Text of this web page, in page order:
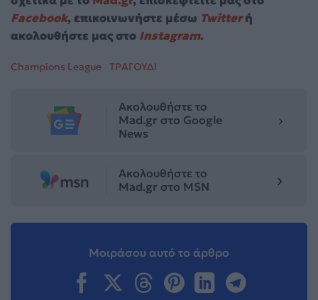
Facebook, επικοινωνήστε μέσω Twitterή
ακολουθήστε μας στο Instagram.
Champions League ΤΡΑΓΟΥΔΙ
Ακολουθήστε το
Mad.gr στο Google
News
Ακολουθήστε το
Mad.gr στο MSN
Μοιράσου αυτό το άρθρο